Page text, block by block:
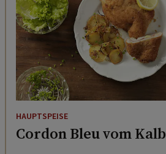
HAUPTSPEISE
Cordon Bleu vom Kalb